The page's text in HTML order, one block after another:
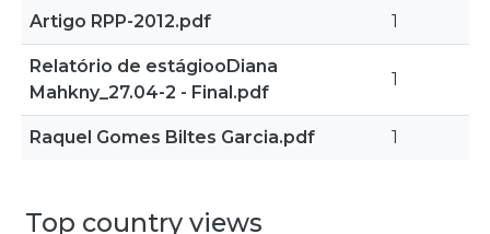
Artigo RPP-2012.pdf 1
Relatório de estágiooDiana
Mahkny_27.04-2 - Final.pdf
1
Raquel Gomes Biltes Garcia.pdf 1
Top country views